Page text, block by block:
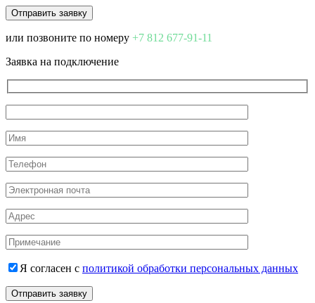
или позвоните по номеру +7 812 677-91-11
Заявка на подключение
Я согласен с политикой обработки персональных данных